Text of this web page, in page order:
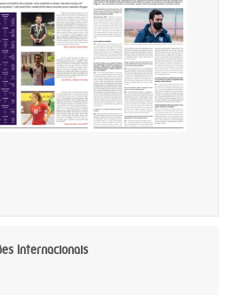
Internacionais